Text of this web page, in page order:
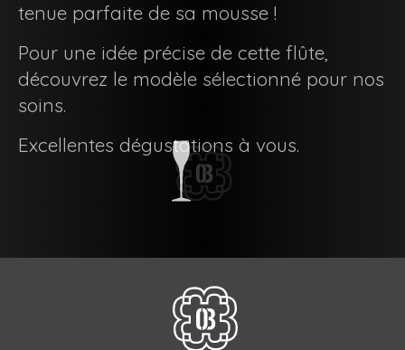
tenue parfaite de sa mousse !
Pour une idée précise de cette flûte,
découvrez le modèle sélectionné pour nos
soins.
Excellentes dégustations à vous.